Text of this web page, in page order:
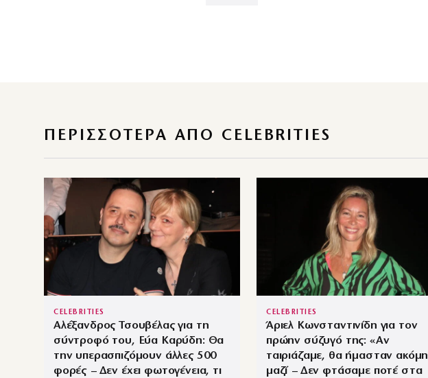
ΠΕΡΙΣΣΌΤΕΡΑ ΑΠΌ CELEBRITIES
CELEBRITIES
Αλέξανδρος Τσουβέλας για τη
σύντροφό του, Εύα Καρύδη: Θα
την υπερασπιζόμουν άλλες 500
φορές – Δεν έχει φωτογένεια, τι
CELEBRITIES
Άριελ Κωνσταντινίδη για τον
πρώην σύζυγό της: «Αν
ταιριάζαμε, θα ήμασταν ακόμη
μαζί – Δεν φτάσαμε ποτέ στα